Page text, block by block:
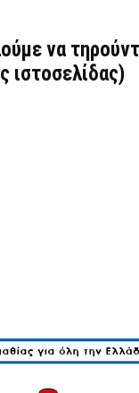
να
ιστοσελίδας)